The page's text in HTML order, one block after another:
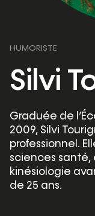
HUMORISTE
Silvi
Graduée de
2009, Silvi
professionnel.
sciences
kinésiologie
de 25 ans.